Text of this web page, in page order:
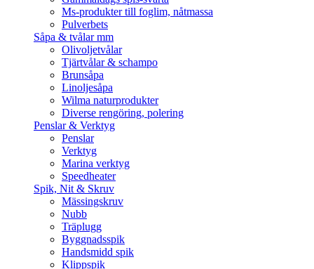
Ms-produkter till foglim, nåtmassa
Pulverbets
Såpa & tvålar mm
Olivoljetvålar
Tjärtvålar & schampo
Brunsåpa
Linoljesåpa
Wilma naturprodukter
Diverse rengöring, polering
Penslar & Verktyg
Penslar
Verktyg
Marina verktyg
Speedheater
Spik, Nit & Skruv
Mässingskruv
Nubb
Träplugg
Byggnadsspik
Handsmidd spik
Klippspik